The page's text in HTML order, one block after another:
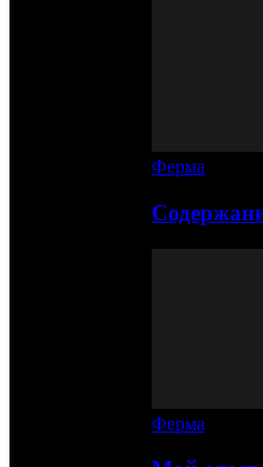
Ферма
Ферма